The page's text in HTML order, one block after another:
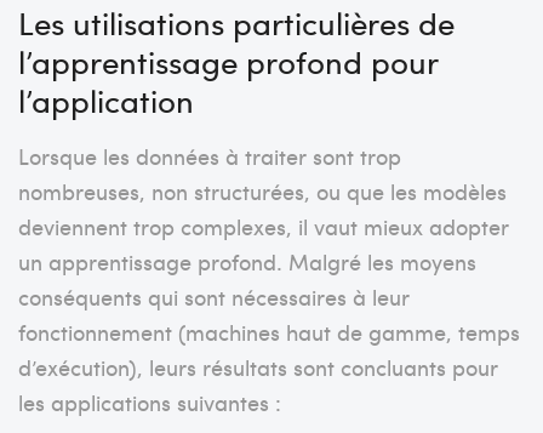
Les utilisations particulières de
l’apprentissage profond pour
l’application
Lorsque les données à traiter sont trop
nombreuses, non structurées, ou que les modèles
deviennent trop complexes, il vaut mieux adopter
un apprentissage profond. Malgré les moyens
conséquents qui sont nécessaires à leur
fonctionnement (machines haut de gamme, temps
d’exécution), leurs résultats sont concluants pour
les applications suivantes :